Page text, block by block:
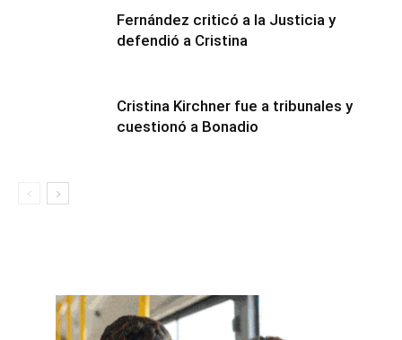
Fernández criticó a la Justicia y
defendió a Cristina
Cristina Kirchner fue a tribunales y
cuestionó a Bonadio